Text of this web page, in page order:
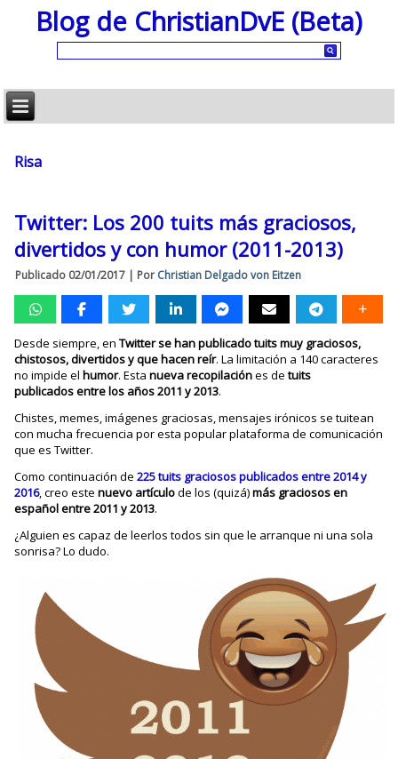
Blog de ChristianDvE (Beta)
Risa
Twitter: Los 200 tuits más graciosos,
divertidos y con humor (2011-2013)
Publicado 02/01/2017 | Por Christian Delgado von Eitzen
Desde siempre, en Twitter se han publicado tuits muy graciosos,
chistosos, divertidos y que hacen reír. La limitación a 140 caracteres
no impide elhumor. Estanueva recopilaciónes detuits
publicados entre los años 2011 y 2013.
Chistes, memes, imágenes graciosas, mensajes irónicos se tuitean
con mucha frecuencia por esta popular plataforma de comunicación
que es Twitter.
Como continuación de225 tuits graciosos publicados entre 2014 y
2016, creo estenuevo artículode los (quizá)más graciosos en
español entre 2011 y 2013.
¿Alguien es capaz de leerlos todos sin que le arranque ni una sola
sonrisa? Lo dudo.